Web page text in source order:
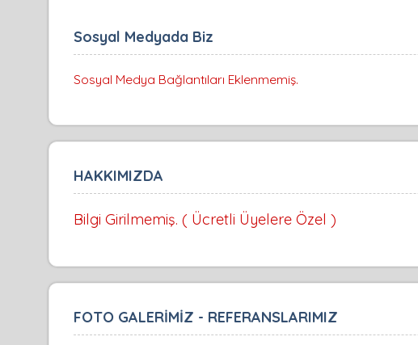
Sosyal Medyada Biz
Sosyal Medya Bağlantıları Eklenmemiş.
HAKKIMIZDA
Bilgi Girilmemiş. ( Ücretli Üyelere Özel )
FOTO GALERİMİZ - REFERANSLARIMIZ